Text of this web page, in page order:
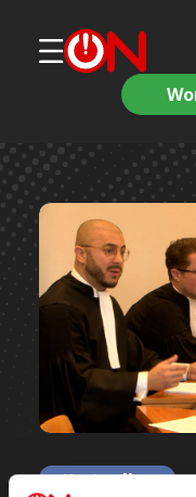
Korte clips